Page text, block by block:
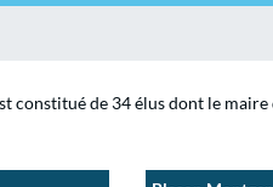
constitué de 34 élus dont le